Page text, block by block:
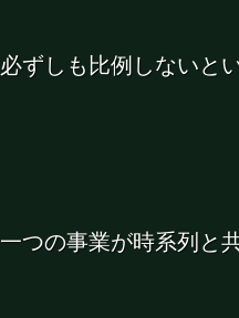
必ずしも比例しないと
一つの事業が時系列と